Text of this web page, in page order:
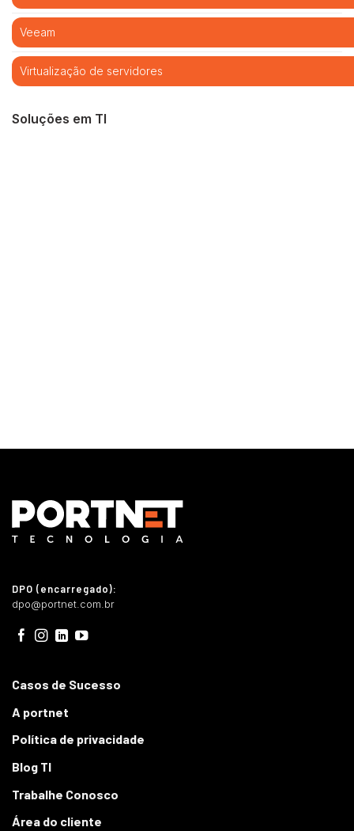
Veeam
Virtualização de servidores
Soluções em TI
DPO (encarregado):
dpo@portnet.com.br
Casos de Sucesso
A portnet
Política de privacidade
Blog TI
Trabalhe Conosco
Área do cliente